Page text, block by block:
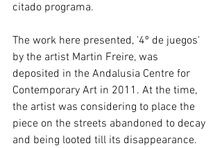
citado programa.
The work here presented, '4º de juegos'
by the artist Martin Freire, was
deposited in the Andalusia Centre for
Contemporary Art in 2011. At the time,
the artist was considering to place the
piece on the streets abandoned to decay
and being looted till its disappearance.